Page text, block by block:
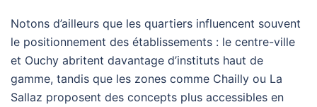
Notons d’ailleurs que les quartiers influencent souvent
le positionnement des établissements : le centre-ville
et Ouchy abritent davantage d’instituts haut de
gamme, tandis que les zones comme Chailly ou La
Sallaz proposent des concepts plus accessibles en